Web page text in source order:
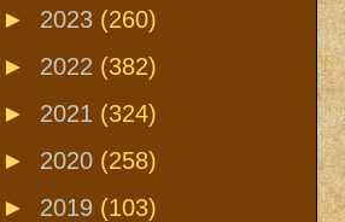
► 2023 (260)
► 2022 (382)
► 2021 (324)
► 2020 (258)
► 2019 (103)